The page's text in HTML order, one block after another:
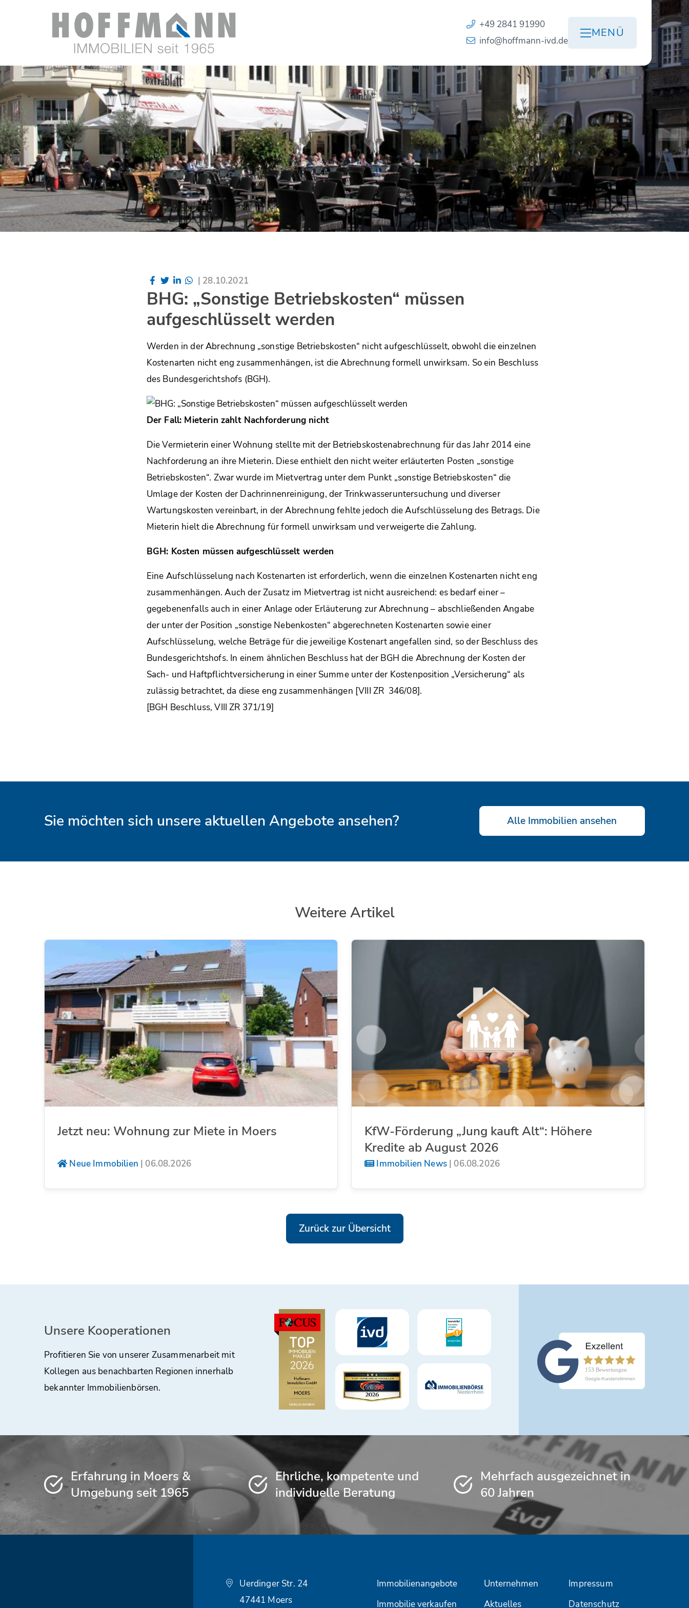
+49 2841 91990
info@hoffmann-ivd.de
MENÜ
| 28.10.2021
BHG: „Sonstige Betriebskosten“ müssen
aufgeschlüsselt werden
Werden in der Abrechnung „sonstige Betriebskosten“ nicht aufgeschlüsselt, obwohl die einzelnen
Kostenarten nicht eng zusammenhängen, ist die Abrechnung formell unwirksam. So ein Beschluss
des Bundesgerichtshofs (BGH).
Der Fall: Mieterin zahlt Nachforderung nicht
Die Vermieterin einer Wohnung stellte mit der Betriebskostenabrechnung für das Jahr 2014 eine
Nachforderung an ihre Mieterin. Diese enthielt den nicht weiter erläuterten Posten „sonstige
Betriebskosten“. Zwar wurde im Mietvertrag unter dem Punkt „sonstige Betriebskosten“ die
Umlage der Kosten der Dachrinnenreinigung, der Trinkwasseruntersuchung und diverser
Wartungskosten vereinbart, in der Abrechnung fehlte jedoch die Aufschlüsselung des Betrags. Die
Mieterin hielt die Abrechnung für formell unwirksam und verweigerte die Zahlung.
BGH: Kosten müssen aufgeschlüsselt werden
Eine Aufschlüsselung nach Kostenarten ist erforderlich, wenn die einzelnen Kostenarten nicht eng
zusammenhängen. Auch der Zusatz im Mietvertrag ist nicht ausreichend: es bedarf einer –
gegebenenfalls auch in einer Anlage oder Erläuterung zur Abrechnung – abschließenden Angabe
der unter der Position „sonstige Nebenkosten“ abgerechneten Kostenarten sowie einer
Aufschlüsselung, welche Beträge für die jeweilige Kostenart angefallen sind, so der Beschluss des
Bundesgerichtshofs. In einem ähnlichen Beschluss hat der BGH die Abrechnung der Kosten der
Sach- und Haftpflichtversicherung in einer Summe unter der Kostenposition „Versicherung“ als
zulässig betrachtet, da diese eng zusammenhängen [VIII ZR 346/08].
[BGH Beschluss, VIII ZR 371/19]
Sie möchten sich unsere aktuellen Angebote ansehen? Alle Immobilien ansehen
Weitere Artikel
Jetzt neu: Wohnung zur Miete in Moers
Neue Immobilien | 06.08.2026
KfW-Förderung „Jung kauft Alt“: Höhere
Kredite ab August 2026
Immobilien News| 06.08.2026
Zurück zur Übersicht
Unsere Kooperationen
Profitieren Sie von unserer Zusammenarbeit mit
Kollegen aus benachbarten Regionen innerhalb
bekannter Immobilienbörsen.
Erfahrung in Moers &
Umgebung seit 1965
Ehrliche, kompetente und
individuelle Beratung
Mehrfach ausgezeichnet in
60 Jahren
Uerdinger Str. 24
47441 Moers
Immobilienangebote
Unternehmen
Immobilie verkaufen
Aktuelles
Impressum
Datenschutz